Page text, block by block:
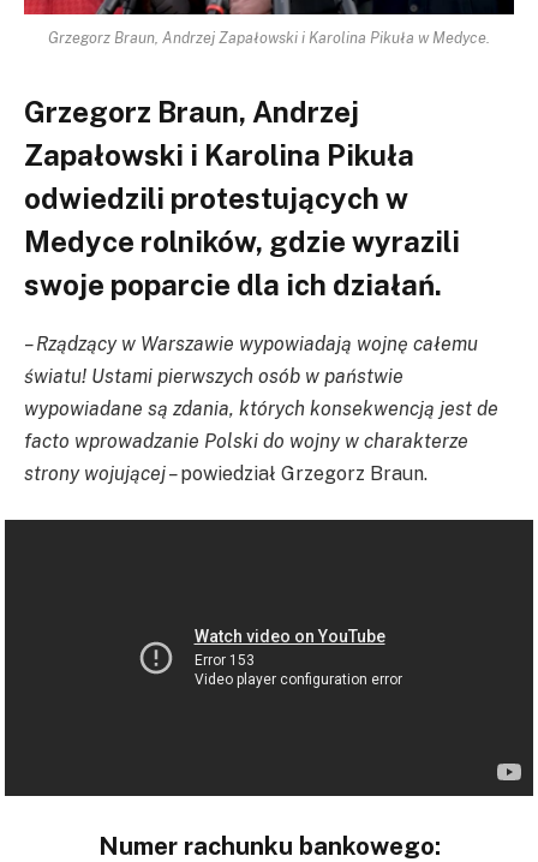
Grzegorz Braun, Andrzej Zapałowski i Karolina Pikuła w Medyce.
Grzegorz Braun, Andrzej
Zapałowski i Karolina Pikuła
odwiedzili protestujących w
Medyce rolników, gdzie wyrazili
swoje poparcie dla ich działań.
– Rządzący w Warszawie wypowiadają wojnę całemu
światu! Ustami pierwszych osób w państwie
wypowiadane są zdania, których konsekwencją jest de
facto wprowadzanie Polski do wojny w charakterze
strony wojującej –powiedział Grzegorz Braun.
Numer rachunku bankowego: